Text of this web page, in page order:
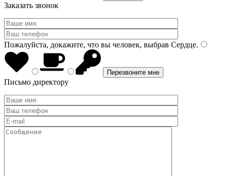
Заказать звонок
Пожалуйста, докажите, что вы человек, выбрав Сердце.
Письмо директору